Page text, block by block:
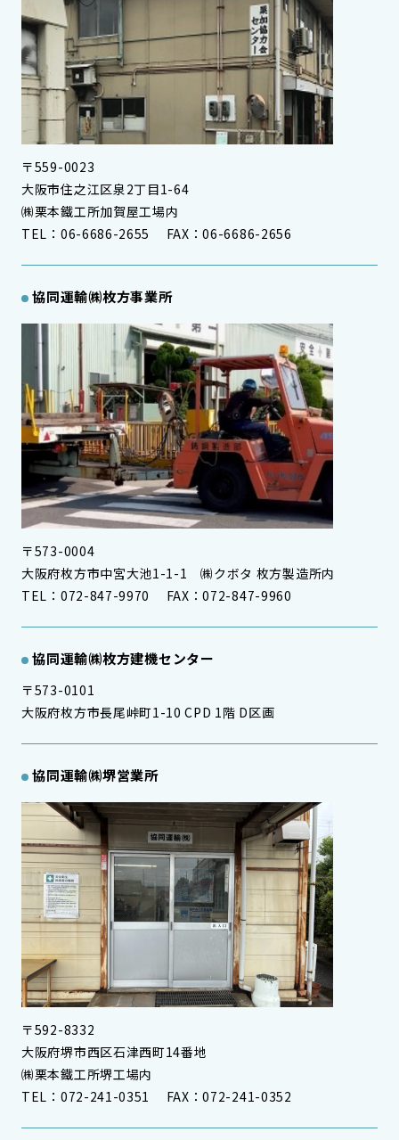
〒559-0023
大阪市住之江区泉2丁目1-64
㈱栗本鐵工所加賀屋工場内
TEL：06-6686-2655 FAX：06-6686-2656
協同運輸㈱枚方事業所
〒573-0004
大阪府枚方市中宮大池1-1-1 ㈱クボタ 枚方製造所内
TEL：072-847-9970 FAX：072-847-9960
協同運輸㈱枚方建機センター
〒573-0101
大阪府枚方市長尾峠町1-10 CPD 1階 D区画
協同運輸㈱堺営業所
〒592-8332
大阪府堺市西区石津西町14番地
㈱栗本鐵工所堺工場内
TEL：072-241-0351 FAX：072-241-0352